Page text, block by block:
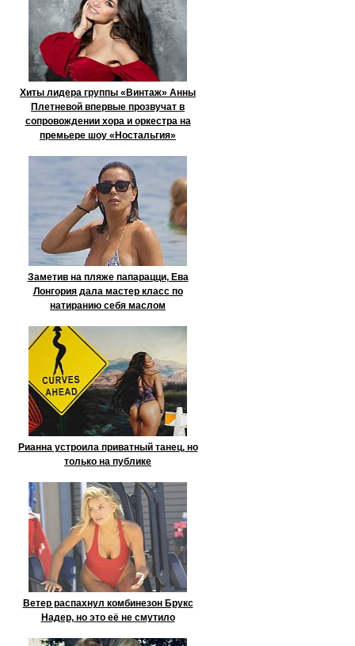
Хиты лидера группы «Винтаж» Анны
Плетневой впервые прозвучат в
сопровождении хора и оркестра на
премьере шоу «Ностальгия»
Заметив на пляже папарацци, Ева
Лонгория дала мастер класс по
натиранию себя маслом
Рианна устроила приватный танец, но
только на публике
Ветер распахнул комбинезон Брукс
Надер, но это её не смутило